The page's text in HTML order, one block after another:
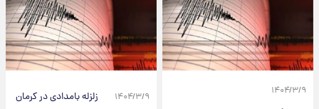
۱۴۰۴/۳/۹ ۱۴۰۴/۳/۹ زلزله بامدادی در کرمان